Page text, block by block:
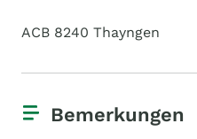
ACB 8240 Thayngen
Bemerkungen